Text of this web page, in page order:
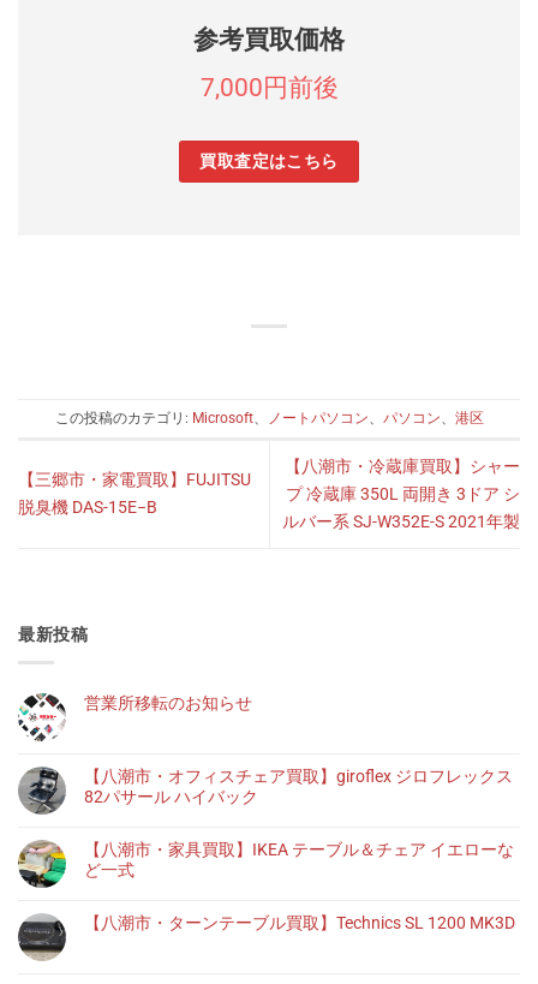
参考買取価格
7,000円前後
買取査定はこちら
この投稿のカテゴリ: Microsoft、 ノートパソコン、 パソコン、 港区
【三郷市・家電買取】FUJITSU
脱臭機 DAS-15E−B
【八潮市・冷蔵庫買取】シャー
プ 冷蔵庫 350L 両開き 3ドア シ
ルバー系 SJ-W352E-S 2021年製
最新投稿
営業所移転のお知らせ
【八潮市・オフィスチェア買取】giroflex ジロフレックス
82パサール ハイバック
【八潮市・家具買取】IKEA テーブル＆チェア イエローな
ど一式
【八潮市・ターンテーブル買取】Technics SL 1200 MK3D